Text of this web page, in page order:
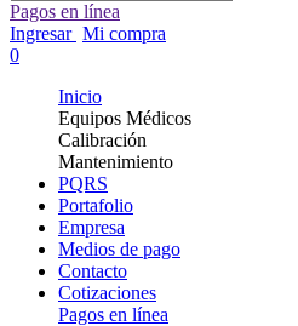
Pagos en línea
Ingresar Mi compra
0
Inicio
Equipos Médicos
Calibración
Mantenimiento
PQRS
Portafolio
Empresa
Medios de pago
Contacto
Cotizaciones
Pagos en línea